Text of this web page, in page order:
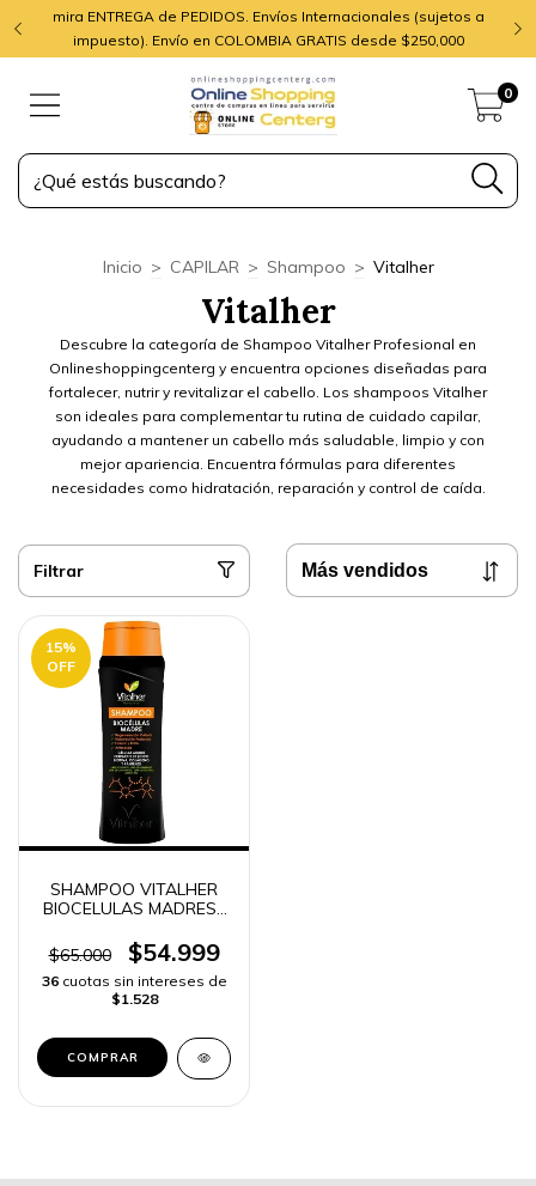
mira ENTREGA de PEDIDOS. Envíos Internacionales (sujetos a
impuesto). Envío en COLOMBIA GRATIS desde $250,000
0
Inicio > CAPILAR > Shampoo > Vitalher
Vitalher
Descubre la categoría de Shampoo Vitalher Profesional en
Onlineshoppingcenterg y encuentra opciones diseñadas para
fortalecer, nutrir y revitalizar el cabello. Los shampoos Vitalher
son ideales para complementar tu rutina de cuidado capilar,
ayudando a mantener un cabello más saludable, limpio y con
mejor apariencia. Encuentra fórmulas para diferentes
necesidades como hidratación, reparación y control de caída.
Filtrar
15%
OFF
SHAMPOO VITALHER
BIOCELULAS MADRES |
$65.000
$54.999
36 cuotas sin intereses de
$1.528